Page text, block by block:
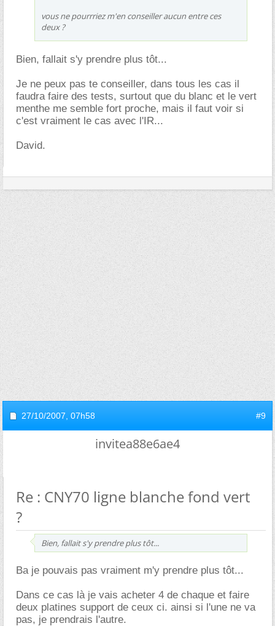
vous ne pourrriez m'en conseiller aucun entre ces
deux ?
Bien, fallait s'y prendre plus tôt...
Je ne peux pas te conseiller, dans tous les cas il
faudra faire des tests, surtout que du blanc et le vert
menthe me semble fort proche, mais il faut voir si
c'est vraiment le cas avec l'IR...
David.
27/10/2007, 07h58 #9
invitea88e6ae4
Re : CNY70 ligne blanche fond vert
?
Bien, fallait s'y prendre plus tôt...
Ba je pouvais pas vraiment m'y prendre plus tôt...
Dans ce cas là je vais acheter 4 de chaque et faire
deux platines support de ceux ci. ainsi si l'une ne va
pas, je prendrais l'autre.